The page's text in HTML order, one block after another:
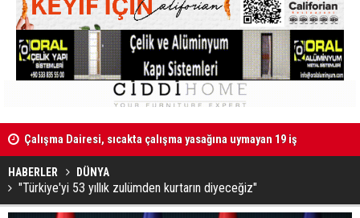
Çalışma Dairesi, sıcakta çalışma yasağına uymayan 19 iş
yerine uyarı verdi
HABERLER DÜNYA
"Türkiye'yi 53 yıllık zulümden kurtarın diyeceğiz"